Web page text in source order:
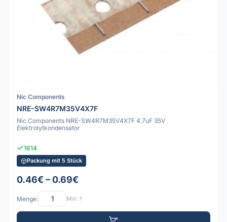
Nic Components
NRE-SW4R7M35V4X7F
Nic Components NRE-SW4R7M35V4X7F 4.7uF 35V
Elektrolytkondensator
1614
Packung mit 5 Stück
0.46€ – 0.69€
Menge: Min: 1